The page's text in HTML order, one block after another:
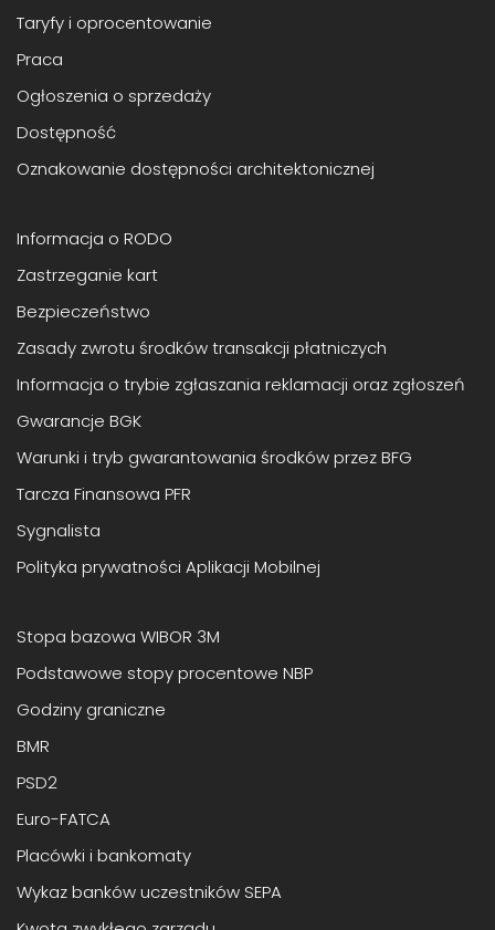
Taryfy i oprocentowanie
Praca
Ogłoszenia o sprzedaży
Dostępność
Oznakowanie dostępności architektonicznej
Informacja o RODO
Zastrzeganie kart
Bezpieczeństwo
Zasady zwrotu środków transakcji płatniczych
Informacja o trybie zgłaszania reklamacji oraz zgłoszeń
Gwarancje BGK
Warunki i tryb gwarantowania środków przez BFG
Tarcza Finansowa PFR
Sygnalista
Polityka prywatności Aplikacji Mobilnej
Stopa bazowa WIBOR 3M
Podstawowe stopy procentowe NBP
Godziny graniczne
BMR
PSD2
Euro-FATCA
Placówki i bankomaty
Wykaz banków uczestników SEPA